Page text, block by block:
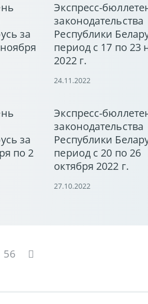
за
Экспресс-
законодательства
Республики
период с 17 по 23
2022 г.
24.11.2022
за
по 2
Экспресс-
законодательства
Республики
период с 20 по 26
октября 2022 г.
27.10.2022
56